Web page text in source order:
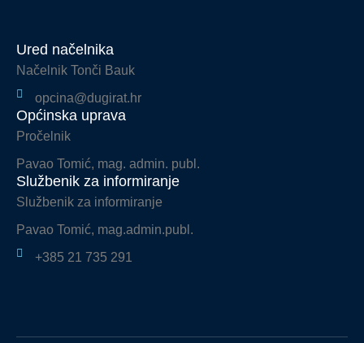
Ured načelnika
Načelnik Tonči Bauk
opcina@dugirat.hr
Općinska uprava
Pročelnik
Pavao Tomić, mag. admin. publ.
Službenik za informiranje
Službenik za informiranje
Pavao Tomić, mag.admin.publ.
+385 21 735 291